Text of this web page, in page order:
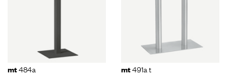
mt484a mt491a t